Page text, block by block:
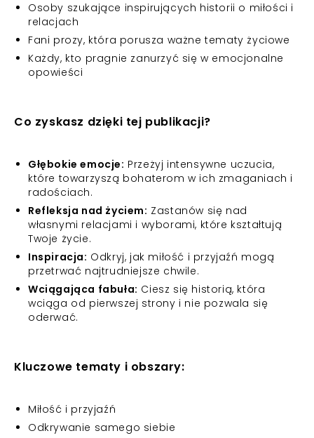
Osoby szukające inspirujących historii o miłości i
relacjach
Fani prozy, która porusza ważne tematy życiowe
Każdy, kto pragnie zanurzyć się w emocjonalne
opowieści
Co zyskasz dzięki tej publikacji?
Głębokie emocje: Przeżyj intensywne uczucia,
które towarzyszą bohaterom w ich zmaganiach i
radościach.
Refleksja nad życiem: Zastanów się nad
własnymi relacjami i wyborami, które kształtują
Twoje życie.
Inspiracja: Odkryj, jak miłość i przyjaźń mogą
przetrwać najtrudniejsze chwile.
Wciągająca fabuła: Ciesz się historią, która
wciąga od pierwszej strony i nie pozwala się
oderwać.
Kluczowe tematy i obszary:
Miłość i przyjaźń
Odkrywanie samego siebie